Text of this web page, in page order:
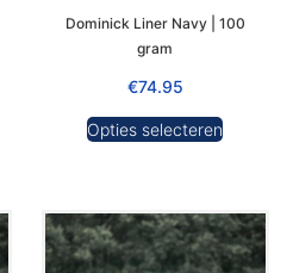
Dominick Liner Navy | 100
gram
€74.95
Opties selecteren